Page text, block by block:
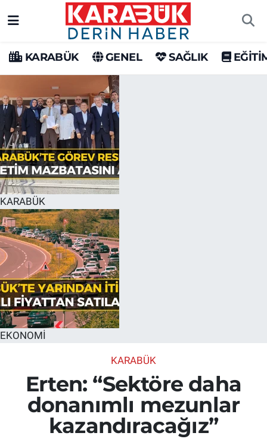
KARABÜK GENEL SAĞLIK
KARABÜK
EKONOMİ
KARABÜK
Erten: “Sektöre daha
donanımlı mezunlar
kazandıracağız”
Karabük Hava Durumu
Karabük Trafik Yoğunluk Haritası
Süper Lig Puan Durumu ve Fikstür
Tüm Manşetler
Son Dakika Haberleri
Haber Arşivi